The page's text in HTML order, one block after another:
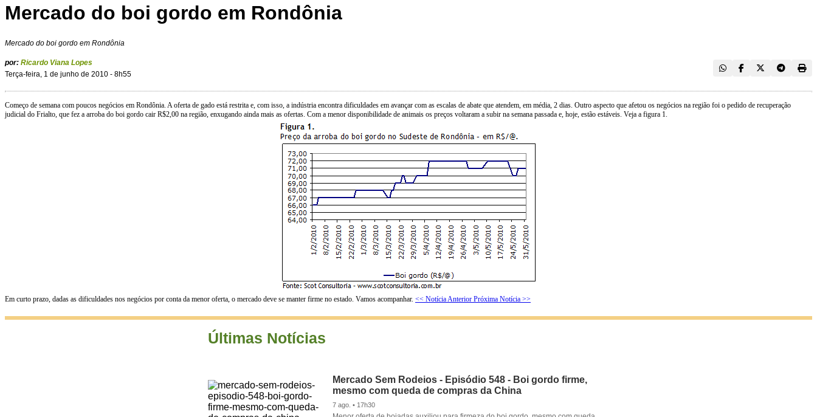
Mercado do boi gordo em Rondônia
Mercado do boi gordo em Rondônia
por: Ricardo Viana Lopes
Terça-feira, 1 de junho de 2010 - 8h55
Começo de semana com poucos negócios em Rondônia. A oferta de gado está restrita e, com isso, a indústria encontra dificuldades em avançar com as escalas de abate que atendem, em média, 2 dias. Outro aspecto que afetou os negócios na região foi o pedido de recuperação
judicial do Frialto, que fez a arroba do boi gordo cair R$2,00 na região, enxugando ainda mais as ofertas. Com a menor disponibilidade de animais os preços voltaram a subir na semana passada e, hoje, estão estáveis. Veja a figura 1.
Em curto prazo, dadas as dificuldades nos negócios por conta da menor oferta, o mercado deve se manter firme no estado. Vamos acompanhar. << Notícia Anterior Próxima Notícia >>
Últimas Notícias
Mercado Sem Rodeios - Episódio 548 - Boi gordo firme,
mesmo com queda de compras da China
7 ago. • 17h30